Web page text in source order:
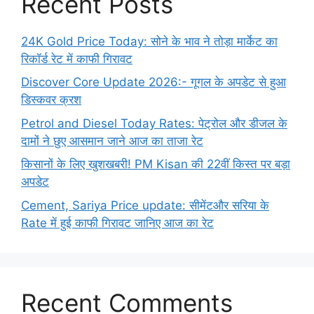
24K Gold Price Today: सोने के भाव ने तोड़ा मार्केट का
रिकॉर्ड रेट में काफी गिरावट
Discover Core Update 2026:- गूगल के अपडेट से हुआ
डिस्कवर क्रश
Petrol and Diesel Today Rates: पेट्रोल और डीजल के
दामों ने छुए आसमान जाने आज का ताजा रेट
किसानों के लिए खुशखबरी! PM Kisan की 22वीं किस्त पर बड़ा
अपडेट
Cement, Sariya Price update: सीमेंटऔर सरिया के
Rate में हुई काफी गिरावट जानिए आज का रेट
Recent Comments